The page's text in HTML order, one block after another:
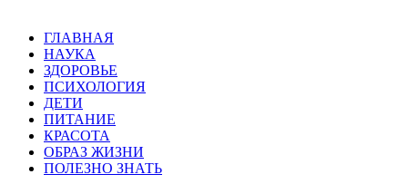
ГЛАВНАЯ
НАУКА
ЗДОРОВЬЕ
ПСИХОЛОГИЯ
ДЕТИ
ПИТАНИЕ
КРАСОТА
ОБРАЗ ЖИЗНИ
ПОЛЕЗНО ЗНАТЬ